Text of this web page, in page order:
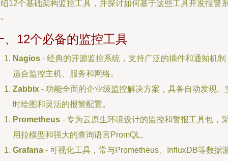
12个基础架构监控工具，并探讨如何基于这些工具开发报警
、12个必备的监控工具
Nagios - 经典的开源监控系统，支持广泛的插件和通知机制
适合监控主机、服务和网络。
Zabbix - 功能全面的企业级监控解决方案，具备自动发现、
时绘图和灵活的报警配置。
Prometheus - 专为云原生环境设计的监控和警报工具包，
用拉模型和强大的查询语言PromQL。
Grafana - 可视化工具，常与Prometheus、InfluxDB等数据